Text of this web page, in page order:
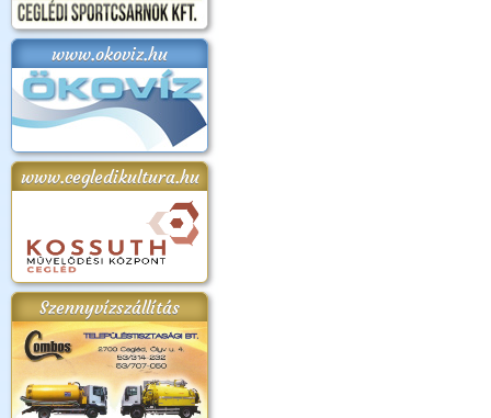
www.okoviz.hu
www.cegledikultura.hu
Szennyvízszállítás
2018.
Kossuth Toborzó
Ünnepély
Szent István Ünnepe
(2017. 08. 20.)